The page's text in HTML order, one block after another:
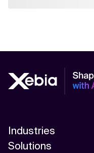
Industries
Solutions